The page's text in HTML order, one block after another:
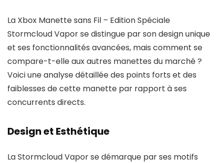
La Xbox Manette sans Fil – Edition Spéciale
Stormcloud Vapor se distingue par son design unique
et ses fonctionnalités avancées, mais comment se
compare-t-elle aux autres manettes du marché ?
Voici une analyse détaillée des points forts et des
faiblesses de cette manette par rapport à ses
concurrents directs.
Design et Esthétique
La Stormcloud Vapor se démarque par ses motifs